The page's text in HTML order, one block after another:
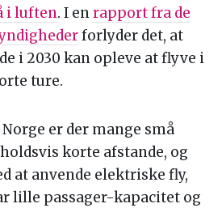
i luften. I enrapport fra de
forlyder det, at
i 2030 kan opleve at flyve i
ture.
er der mange små
korte afstande, og
at anvende elektriske fly,
lille passager-kapacitet og